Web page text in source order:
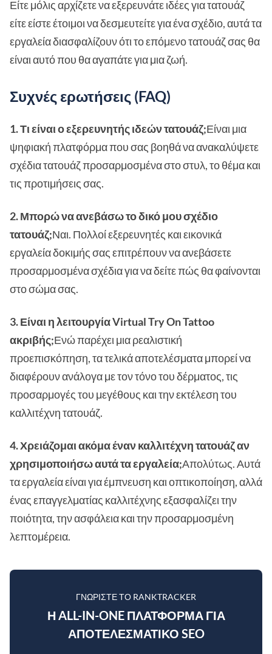
Είτε μόλις αρχίζετε να εξερευνάτε ιδέες για τατουάζ
είτε είστε έτοιμοι να δεσμευτείτε για ένα σχέδιο, αυτά τα
εργαλεία διασφαλίζουν ότι το επόμενο τατουάζ σας θα
είναι αυτό που θα αγαπάτε για μια ζωή.
Συχνές ερωτήσεις (FAQ)
1. Τι είναι ο εξερευνητής ιδεών τατουάζ;Είναι μια
ψηφιακή πλατφόρμα που σας βοηθά να ανακαλύψετε
σχέδια τατουάζ προσαρμοσμένα στο στυλ, το θέμα και
τις προτιμήσεις σας.
2. Μπορώ να ανεβάσω το δικό μου σχέδιο
τατουάζ;Ναι. Πολλοί εξερευνητές και εικονικά
εργαλεία δοκιμής σας επιτρέπουν να ανεβάσετε
προσαρμοσμένα σχέδια για να δείτε πώς θα φαίνονται
στο σώμα σας.
3. Είναι η λειτουργία Virtual Try On Tattoo
ακριβής;Ενώ παρέχει μια ρεαλιστική
προεπισκόπηση, τα τελικά αποτελέσματα μπορεί να
διαφέρουν ανάλογα με τον τόνο του δέρματος, τις
προσαρμογές του μεγέθους και την εκτέλεση του
καλλιτέχνη τατουάζ.
4. Χρειάζομαι ακόμα έναν καλλιτέχνη τατουάζ αν
χρησιμοποιήσω αυτά τα εργαλεία;Απολύτως. Αυτά
τα εργαλεία είναι για έμπνευση και οπτικοποίηση, αλλά
ένας επαγγελματίας καλλιτέχνης εξασφαλίζει την
ποιότητα, την ασφάλεια και την προσαρμοσμένη
λεπτομέρεια.
ΓΝΩΡΊΣΤΕ ΤΟ RANKTRACKER
Η ALL-IN-ONE ΠΛΑΤΦΌΡΜΑ ΓΙΑ
ΑΠΟΤΕΛΕΣΜΑΤΙΚΌ SEO